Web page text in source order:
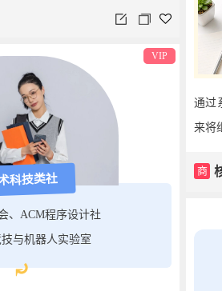
通过
来将
商
科技类社
、ACM程序设计社
与机器人实验室
⤾
VIP